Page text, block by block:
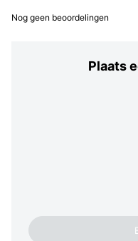
Nog geen beoordelingen
Plaats